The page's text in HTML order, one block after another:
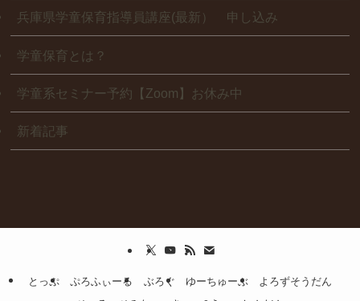
兵庫県学童保育指導員講座(最新） 申し込み
学童保育とは？
学童系セミナー予約【Zoom】お休み中
新着記事
とっぷ ぷろふぃーる ぶろぐ ゆーちゅーぶ
よろずそうだん